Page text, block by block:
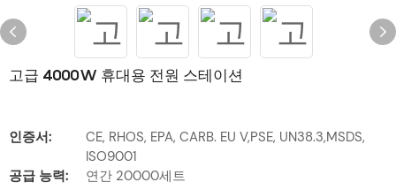
고급 4000W 휴대용 전원 스테이션
인증서:
CE, RHOS, EPA, CARB. EU V,PSE, UN38.3,MSDS,
ISO9001
공급 능력:
연간 20000세트